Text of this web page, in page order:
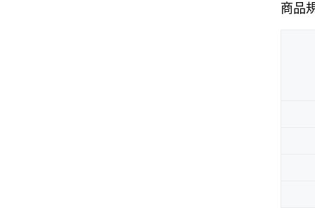
商品